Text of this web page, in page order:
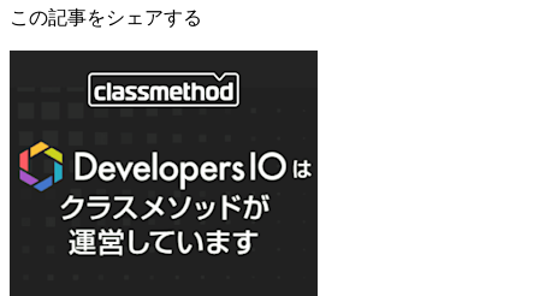
この記事をシェアする